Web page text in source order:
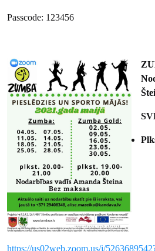
Passcode: 123456
https://us02web.zoom.us/j/